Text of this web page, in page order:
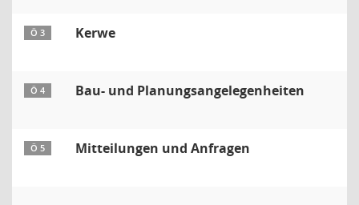
Ö 3 Kerwe
Ö 4 Bau- und Planungsangelegenheiten
Ö 5 Mitteilungen und Anfragen